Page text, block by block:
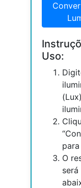
Uso:
para
O